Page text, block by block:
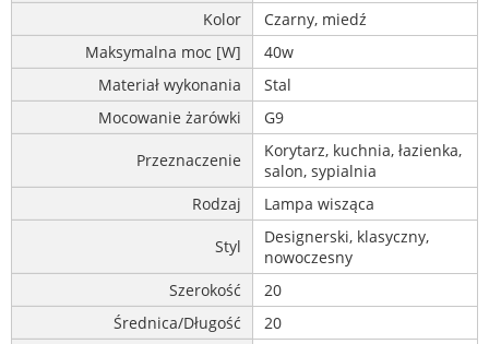
Kolor
Czarny, miedź
Maksymalna moc [W]
40w
Materiał wykonania
Stal
Mocowanie żarówki
G9
Przeznaczenie
Korytarz, kuchnia, łazienka,
salon, sypialnia
Rodzaj
Lampa wisząca
Styl
Designerski, klasyczny,
nowoczesny
Szerokość
20
Średnica/Długość
20